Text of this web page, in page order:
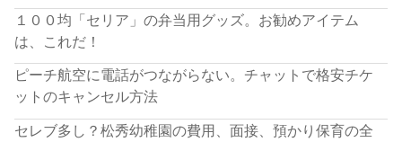
１００均「セリア」の弁当用グッズ。お勧めアイテム
は、これだ！
ピーチ航空に電話がつながらない。チャットで格安チケ
ットのキャンセル方法
セレブ多し？松秀幼稚園の費用、面接、預かり保育の全